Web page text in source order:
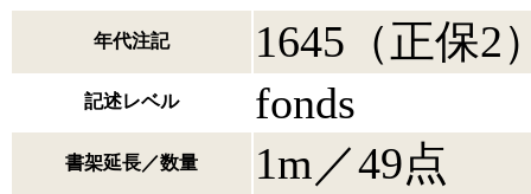
年代注記 1645（正保2
記述レベル fonds
書架延長／数量 1m／49点